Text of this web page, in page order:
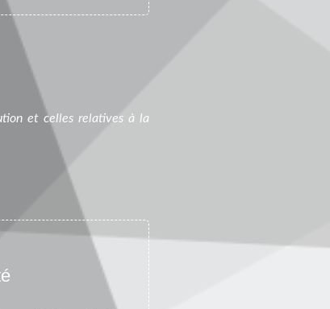
et celles relatives à la